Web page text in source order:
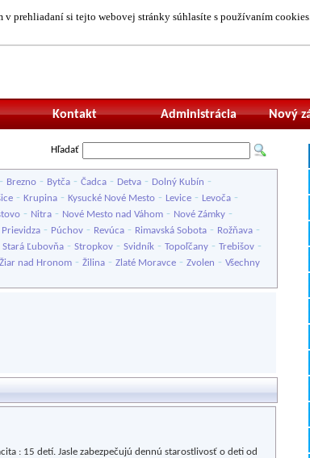
v prehliadaní si tejto webovej stránky súhlasíte s používaním
Nový
Administrácia
Kontakt
Hľadať
- Brezno - Bytča - Čadca - Detva - Dolný Kubín -
- Krupina - Kysucké Nové Mesto - Levice - Levoča -
- Nitra - Nové Mesto nad Váhom - Nové Zámky -
Prievidza - Púchov - Revúca - Rimavská Sobota - Rožňava -
Stará Ľubovňa - Stropkov - Svidník - Topoľčany - Trebišov -
Žiar nad Hronom - Žilina - Zlaté Moravce - Zvolen - Všechny
: 15 detí. Jasle zabezpečujú dennú starostlivosť o deti od